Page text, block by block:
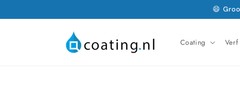
content
😄
Coating Verf